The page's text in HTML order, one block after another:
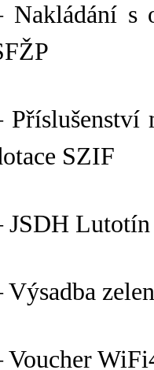
Nakládání s
SZIF
JSDH
Výsadba
Voucher